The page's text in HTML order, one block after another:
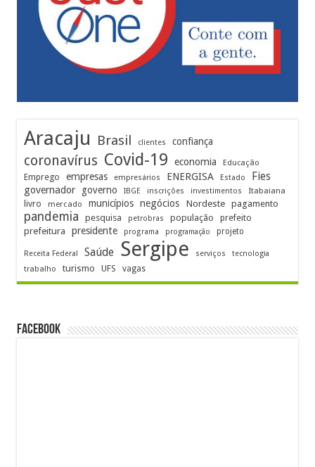
Aracaju Brasil clientes confiança
coronavírus Covid-19 economia Educação
Emprego empresas empresários ENERGISA Estado Fies
governador governo IBGE inscrições investimentos Itabaiana
livro mercado municípios negócios Nordeste pagamento
pandemia pesquisa petrobras população prefeito
prefeitura presidente programa programação projeto
Receita Federal Saúde Sergipe serviços
tecnologia
trabalho
turismo UFS vagas
FACEBOOK